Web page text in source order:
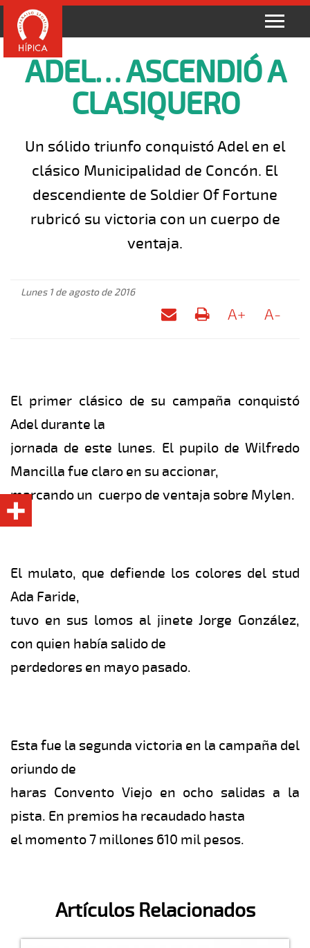
ADEL… ASCENDIÓ A
CLASIQUERO
Un sólido triunfo conquistó Adel en el
clásico Municipalidad de Concón. El
descendiente de Soldier Of Fortune
rubricó su victoria con un cuerpo de
ventaja.
Lunes 1 de agosto de 2016
A+ A-
El primer clásico de su campaña conquistó
Adel durante la
jornada de este lunes. El pupilo de Wilfredo
Mancilla fue claro en su accionar,
marcando un cuerpo de ventaja sobre Mylen.
El mulato, que defiende los colores del stud
Ada Faride,
tuvo en sus lomos al jinete Jorge González,
con quien había salido de
perdedores en mayo pasado.
Esta fue la segunda victoria en la campaña del
oriundo de
haras Convento Viejo en ocho salidas a la
pista. En premios ha recaudado hasta
el momento 7 millones 610 mil pesos.
Artículos Relacionados